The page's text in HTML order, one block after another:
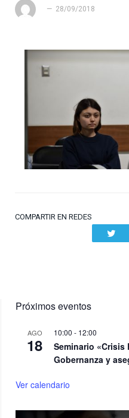
28/09/2018
COMPARTIR EN REDES
Próximos eventos
AGO
18
10:00 - 12:00
Seminario
Gobernanza y
Ver calendario